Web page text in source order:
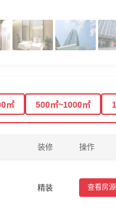
㎡ 500㎡~1000㎡
装修 操作
精装 查看房源